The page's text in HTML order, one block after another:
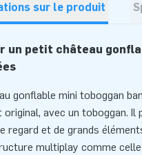
sur le produit
un petit château
gonflable mini toboggan
avec un toboggan. Il
regard et de grands
multiplay comme